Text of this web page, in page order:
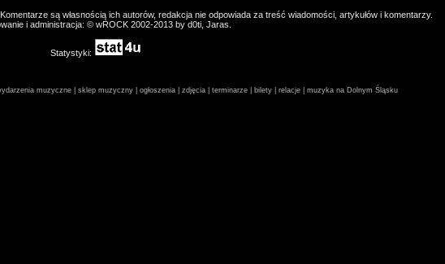
są własnością ich autorów, redakcja nie odpowiada za treść wiadomości, artykułów i komentarzy.
i administracja: © wROCK 2002-2013 by d0ti, Jaras.
Statystyki:
muzyczne | sklep muzyczny | ogłoszenia | zdjęcia | terminarze | bilety | relacje | muzyka na Dolnym Śląsku